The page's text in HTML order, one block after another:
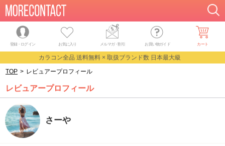
登録・ログイン お気に入り メルマガ・割引 お買い物ガイド カート
カラコン全品 送料無料 × 取扱ブランド数 日本最大級
TOP > レビュアープロフィール
レビュアープロフィール
さーや